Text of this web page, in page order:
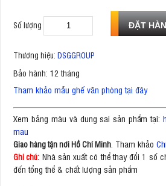
Số lượng
Thương hiệu: DSGGROUP
Bảo hành: 12 tháng
Tham khảo mẫu ghế văn phòng tại đây
Xem bảng màu và dung sai sản phẩm tại:
mau
Giao hàng tận nơi Hồ Chí Minh . Tham khảo
Ghi chú: Nhà sản xuất có thể thay đổi 1 số
đến tổng thể & chất lượng sản phẩm